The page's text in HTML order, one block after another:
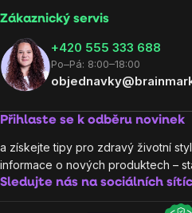
Zákaznický servis
‭+420 555 333 688
Po–Pá: 8:00–18:00
Přihlaste se k odběru novinek
a získejte tipy pro zdravý životní
informace o nových produktech –
Sledujte nás na sociálních